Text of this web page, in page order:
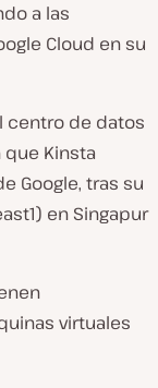
a las
Cloud en su
centro de datos
que Kinsta
Google, tras su
en Singapur
virtuales